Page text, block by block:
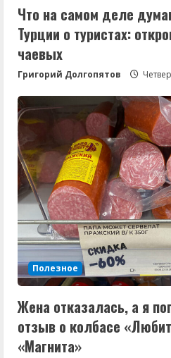
Что на самом деле
Турции о туристах:
чаевых
Григорий Долгопятов
Полезное
Жена отказалась, а я
отзыв о колбасе
«Магнита»